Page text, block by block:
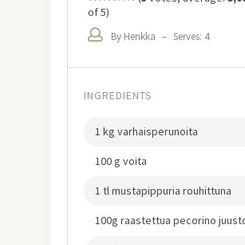
of 5)
By Henkka – Serves: 4
INGREDIENTS
1 kg varhaisperunoita
100 g voita
1 tl mustapippuria rouhittuna
100g raastettua pecorino